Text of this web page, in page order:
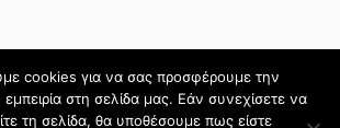
ΑΠΌ BLOGS.SCH.GR & ΘΈΜΑ
cookies για να σας προσφέρουμε την
στη σελίδα μας. Εάν συνεχίσετε να
τη σελίδα, θα υποθέσουμε πως είστε